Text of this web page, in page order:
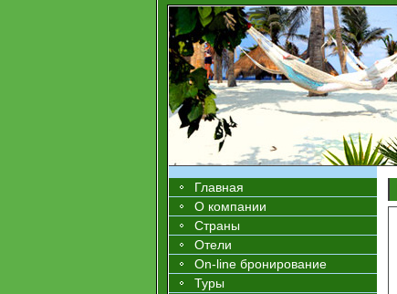
Главная
О компании
Страны
Отели
On-line бронирование
Туры